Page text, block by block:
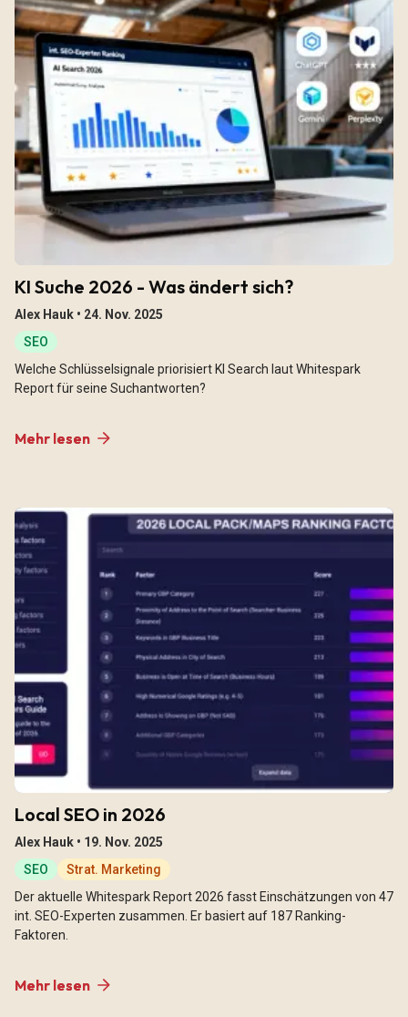
KI Suche 2026 - Was ändert sich?
Alex Hauk • 24. Nov. 2025
SEO
Welche Schlüsselsignale priorisiert KI Search laut Whitespark
Report für seine Suchantworten?
Mehr lesen
Local SEO in 2026
Alex Hauk • 19. Nov. 2025
SEO
Strat. Marketing
Der aktuelle Whitespark Report 2026 fasst Einschätzungen von 47
int. SEO-Experten zusammen. Er basiert auf 187 Ranking-
Faktoren.
Mehr lesen